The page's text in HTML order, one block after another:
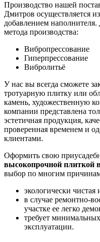
Производство нашей
Дмитров осуществляется
добавлением
метода производства:
Вибропрессование
Гиперпрессование
Вибролитьё
У нас вы всегда сможете
тротуарную плитку или
камень, художественную
компании представлена
эстетичная продукция,
проверенная временем и
клиентами.
Оформить свою
высокопрочной плиткой
выбор по многим
экологически чистая
в случае ремонтно-
участке ее легко
требует
эксплуатации.